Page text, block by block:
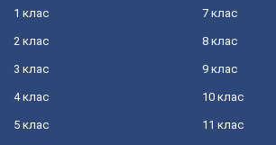
1 клас
2 клас
3 клас
4 клас
5 клас
7 клас
8 клас
9 клас
10 клас
11 клас